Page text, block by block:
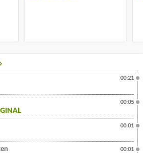
00:21
00:05
00:01
00:01